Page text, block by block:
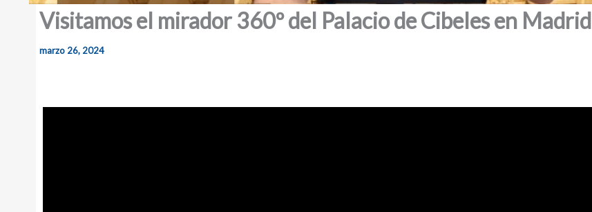
Visitamos el mirador 360º del Palacio de Cibeles en Madrid
marzo 26, 2024